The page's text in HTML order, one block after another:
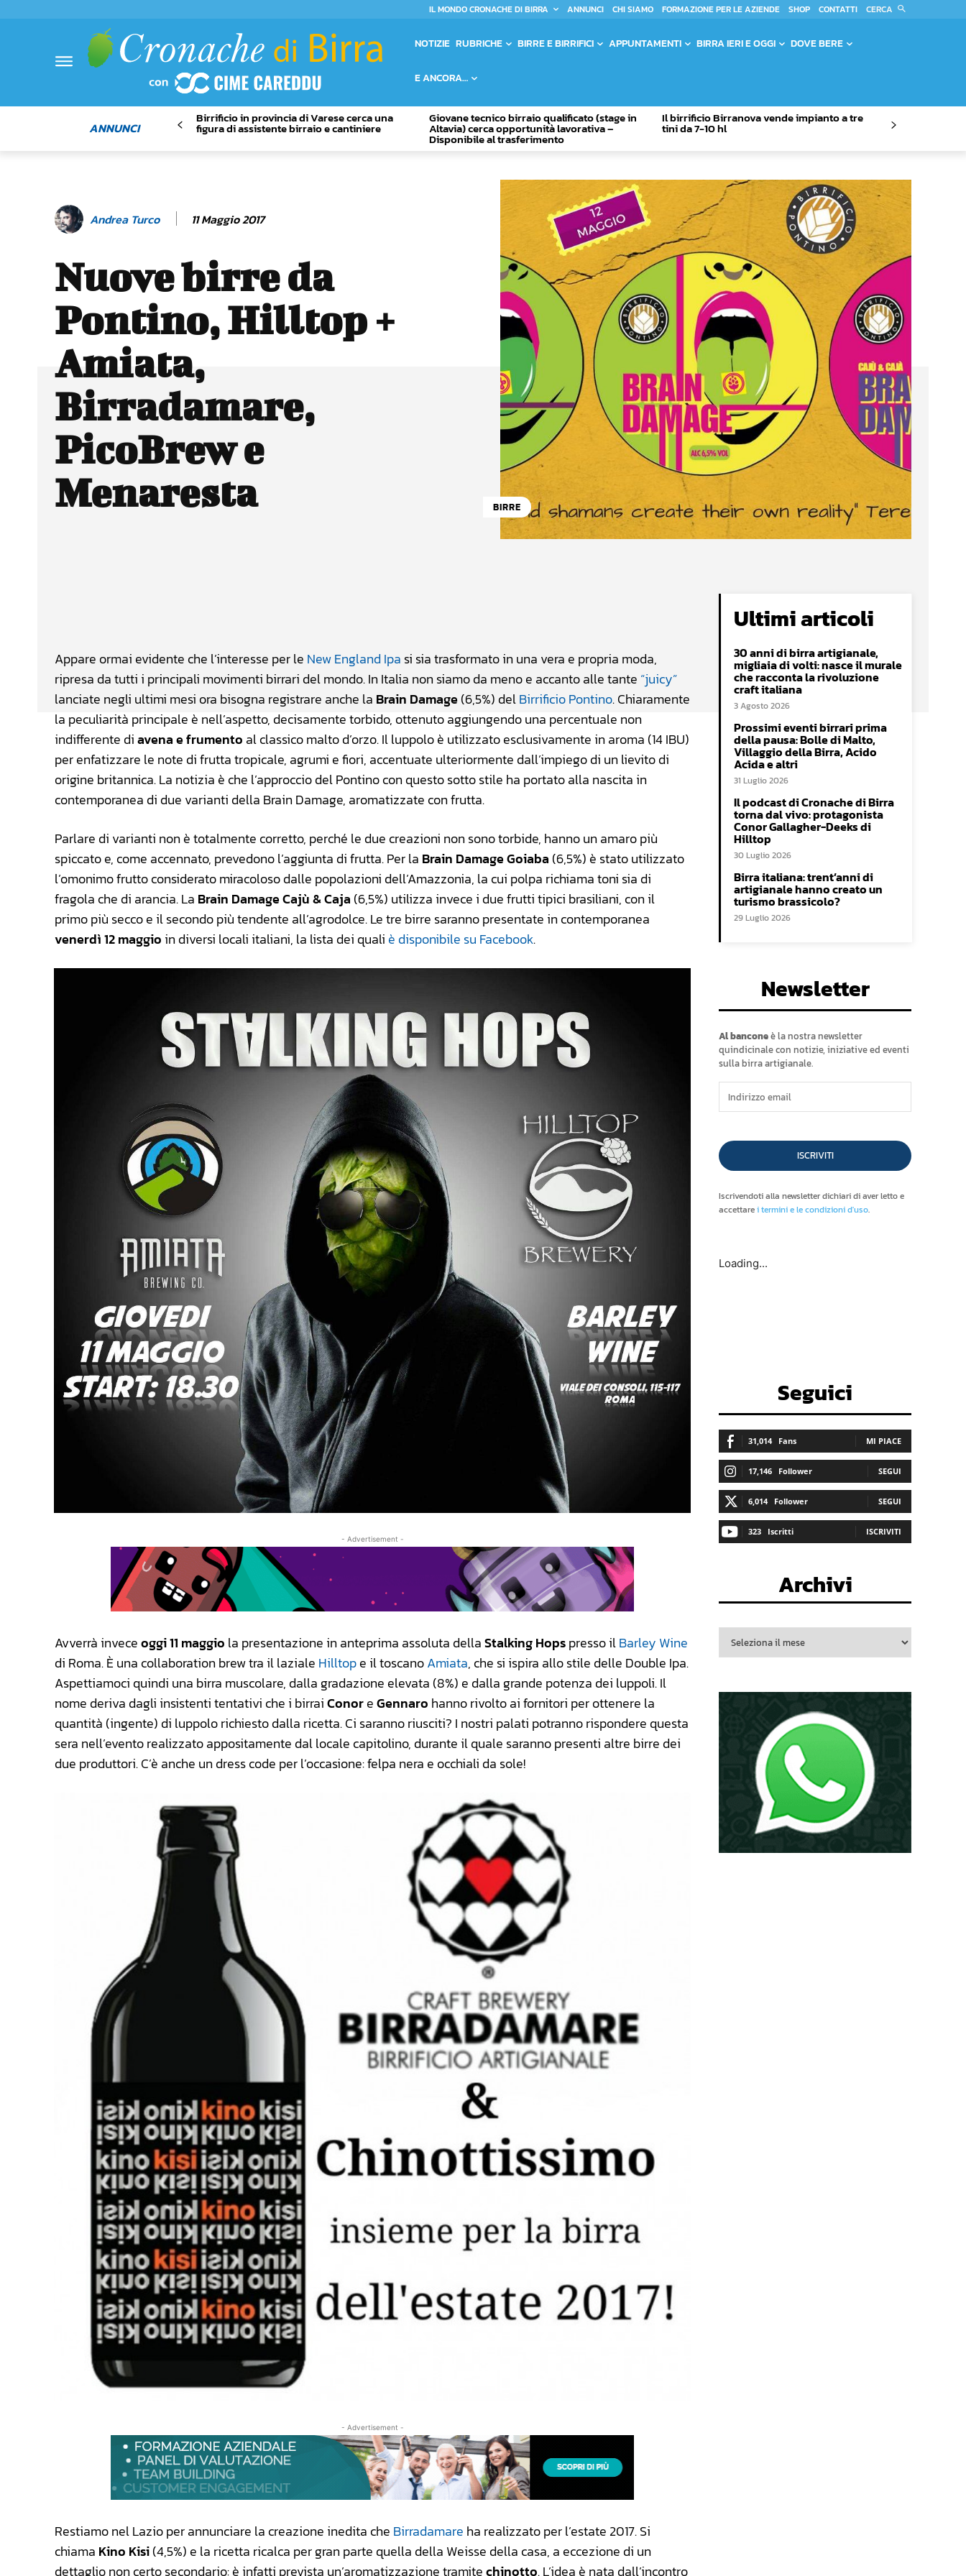
IL MONDO CRONACHE DI BIRRA ANNUNCI CHI SIAMO FORMAZIONE PER LE AZIENDE SHOP CONTATTI CERCA
NOTIZIE RUBRICHE BIRRE E BIRRIFICI APPUNTAMENTI BIRRA IERI E OGGI DOVE BERE
E ANCORA…
ANNUNCI
Birrificio in provincia di Varese cerca una
figura di assistente birraio e cantiniere
Giovane tecnico birraio qualificato (stage in
Altavia) cerca opportunità lavorativa –
Disponibile al trasferimento
Il birrificio Birranova vende impianto a tre
tini da 7-10 hl
Andrea Turco 11 Maggio 2017
Nuove birre da
Pontino, Hilltop +
Amiata,
Birradamare,
PicoBrew e
Menaresta
BIRRE
Appare ormai evidente che l’interesse per le New England Ipa si sia trasformato in una vera e propria moda,
ripresa da tutti i principali movimenti birrari del mondo. In Italia non siamo da meno e accanto alle tante “juicy”
lanciate negli ultimi mesi ora bisogna registrare anche la Brain Damage (6,5%) delBirrificio Pontino. Chiaramente
la peculiarità principale è nell’aspetto, decisamente torbido, ottenuto aggiungendo una percentuale non
indifferente diavena e frumento al classico malto d’orzo. Il luppolo è utilizzato esclusivamente in aroma (14 IBU)
per enfatizzare le note di frutta tropicale, agrumi e fiori, accentuate ulteriormente dall’impiego di un lievito di
origine britannica. La notizia è che l’approccio del Pontino con questo sotto stile ha portato alla nascita in
contemporanea di due varianti della Brain Damage, aromatizzate con frutta.
Parlare di varianti non è totalmente corretto, perché le due creazioni non sono torbide, hanno un amaro più
spiccato e, come accennato, prevedono l’aggiunta di frutta. Per la Brain Damage Goiaba (6,5%) è stato utilizzato
l’omonimo frutto considerato miracoloso dalle popolazioni dell’Amazzonia, la cui polpa richiama toni sia di
fragola che di arancia. La Brain Damage Cajù & Caja (6,5%) utilizza invece i due frutti tipici brasiliani, con il
primo più secco e il secondo più tendente all’agrodolce. Le tre birre saranno presentate in contemporanea
venerdì 12 maggio in diversi locali italiani, la lista dei quali è disponibile su Facebook.
- Advertisement -
Avverrà inveceoggi 11 maggio la presentazione in anteprima assoluta dellaStalking Hopspresso ilBarley Wine
di Roma. È una collaboration brew tra il laziale Hilltope il toscanoAmiata, che si ispira allo stile delle Double Ipa.
Aspettiamoci quindi una birra muscolare, dalla gradazione elevata (8%) e dalla grande potenza dei luppoli. Il
nome deriva dagli insistenti tentativi che i birraiConoreGennaro hanno rivolto ai fornitori per ottenere la
quantità (ingente) di luppolo richiesto dalla ricetta. Ci saranno riusciti? I nostri palati potranno rispondere questa
sera nell’evento realizzato appositamente dal locale capitolino, durante il quale saranno presenti altre birre dei
due produttori. C’è anche un dress code per l’occasione: felpa nera e occhiali da sole!
- Advertisement -
Restiamo nel Lazio per annunciare la creazione inedita che Birradamare ha realizzato per l’estate 2017. Si
chiama Kino Kisi(4,5%) e la ricetta ricalca per gran parte quella della Weisse della casa, a eccezione di un
dettaglio non certo secondario: è infatti prevista un’aromatizzazione tramitechinotto. L’idea è nata dall’incontro
Ultimi articoli
30 anni di birra artigianale,
migliaia di volti: nasce il murale
che racconta la rivoluzione
craft italiana
3 Agosto 2026
Prossimi eventi birrari prima
della pausa: Bolle di Malto,
Villaggio della Birra, Acido
Acida e altri
31 Luglio 2026
Il podcast di Cronache di Birra
torna dal vivo: protagonista
Conor Gallagher-Deeks di
Hilltop
30 Luglio 2026
Birra italiana: trent’anni di
artigianale hanno creato un
turismo brassicolo?
29 Luglio 2026
Newsletter
Al banconeè la nostra newsletter
quindicinale con notizie, iniziative ed eventi
sulla birra artigianale.
ISCRIVITI
Iscrivendoti alla newsletter dichiari di aver letto e
accettarei termini e le condizioni d'uso.
Loading...
Seguici
31,014 Fans MI PIACE
17,146 Follower SEGUI
6,014 Follower SEGUI
323 Iscritti ISCRIVITI
Archivi